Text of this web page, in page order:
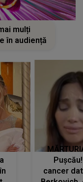
mulți
în audiență
cancer